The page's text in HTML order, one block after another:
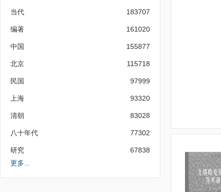
当代 183707
编著 161020
中国 155877
北京 115718
民国 97999
上海 93320
清朝 83028
八十年代 77302
研究
67838
更多...